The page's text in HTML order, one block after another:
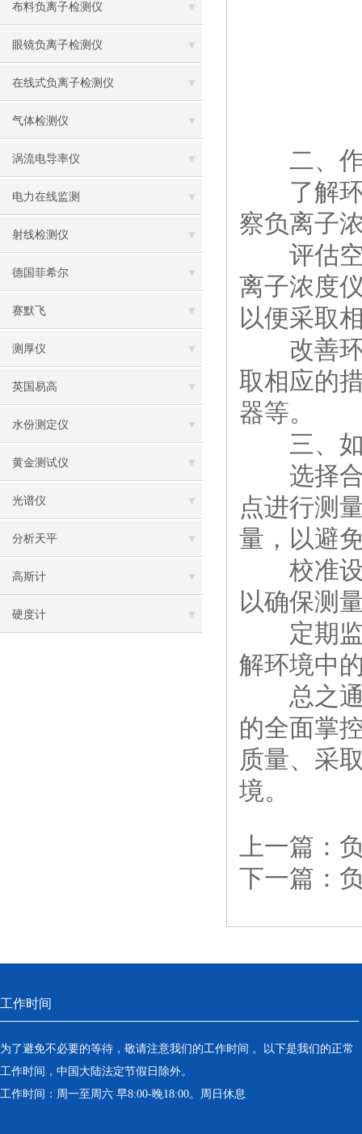
布料负离子检测仪
眼镜负离子检测仪
在线式负离子检测仪
气体检测仪
涡流电导率仪
电力在线监测
射线检测仪
德国菲希尔
赛默飞
测厚仪
英国易高
水份测定仪
黄金测试仪
光谱仪
分析天平
高斯计
硬度计
二、作
了解环
察负离子
评估空
离子浓度
以便采取
改善环
取相应的
器等。
三、如
选择合
点进行测
量，以避
校准设
以确保测
定期监
解环境中
总之通
的全面掌
质量、采
境。
上一篇：
下一篇：
工作时间
为了避免不必要的等待，敬请注意我们的工作时间 。以下是我们的正常
工作时间，中国大陆法定节假日除外。
工作时间：周一至周六 早8:00-晚18:00。周日休息